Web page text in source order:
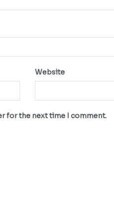
Website
for the next time I comment.